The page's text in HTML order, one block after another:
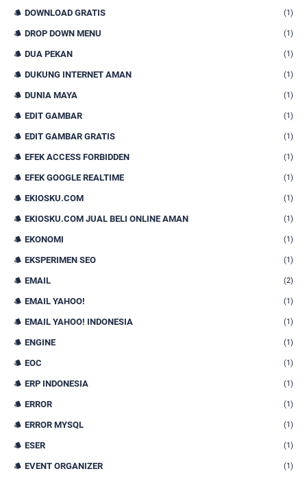
DOWNLOAD GRATIS (1)
DROP DOWN MENU (1)
DUA PEKAN (1)
DUKUNG INTERNET AMAN (1)
DUNIA MAYA (1)
EDIT GAMBAR (1)
EDIT GAMBAR GRATIS (1)
EFEK ACCESS FORBIDDEN (1)
EFEK GOOGLE REALTIME (1)
EKIOSKU.COM (1)
EKIOSKU.COM JUAL BELI ONLINE AMAN (1)
EKONOMI (1)
EKSPERIMEN SEO (1)
EMAIL (2)
EMAIL YAHOO! (1)
EMAIL YAHOO! INDONESIA (1)
ENGINE (1)
EOC (1)
ERP INDONESIA (1)
ERROR (1)
ERROR MYSQL (1)
ESER (1)
EVENT ORGANIZER (1)